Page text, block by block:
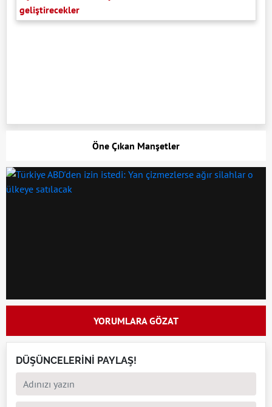
geliştirecekler
Öne Çıkan Manşetler
YORUMLARA GÖZAT
DÜŞÜNCELERİNİ PAYLAŞ!